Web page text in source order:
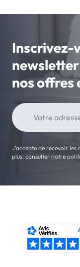
Inscrivez-
nos offres
J'accepte de recevoir les
plus, consulter notre